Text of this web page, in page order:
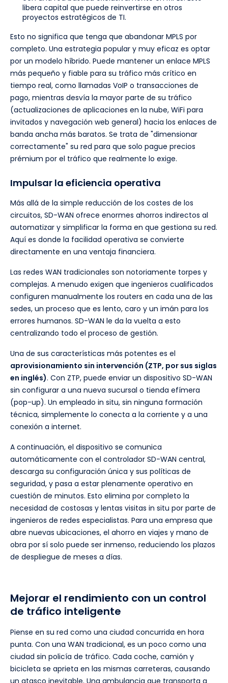
libera capital que puede reinvertirse en otros
proyectos estratégicos de TI.
Esto no significa que tenga que abandonar MPLS por
completo. Una estrategia popular y muy eficaz es optar
por un modelo híbrido. Puede mantener un enlace MPLS
más pequeño y fiable para su tráfico más crítico en
tiempo real, como llamadas VoIP o transacciones de
pago, mientras desvía la mayor parte de su tráfico
(actualizaciones de aplicaciones en la nube, WiFi para
invitados y navegación web general) hacia los enlaces de
banda ancha más baratos. Se trata de "dimensionar
correctamente" su red para que solo pague precios
prémium por el tráfico que realmente lo exige.
Impulsar la eficiencia operativa
Más allá de la simple reducción de los costes de los
circuitos, SD-WAN ofrece enormes ahorros indirectos al
automatizar y simplificar la forma en que gestiona su red.
Aquí es donde la facilidad operativa se convierte
directamente en una ventaja financiera.
Las redes WAN tradicionales son notoriamente torpes y
complejas. A menudo exigen que ingenieros cualificados
configuren manualmente los routers en cada una de las
sedes, un proceso que es lento, caro y un imán para los
errores humanos. SD-WAN le da la vuelta a esto
centralizando todo el proceso de gestión.
Una de sus características más potentes es el
aprovisionamiento sin intervención (ZTP, por sus siglas
en inglés). Con ZTP, puede enviar un dispositivo SD-WAN
sin configurar a una nueva sucursal o tienda efímera
(pop-up). Un empleado in situ, sin ninguna formación
técnica, simplemente lo conecta a la corriente y a una
conexión a internet.
A continuación, el dispositivo se comunica
automáticamente con el controlador SD-WAN central,
descarga su configuración única y sus políticas de
seguridad, y pasa a estar plenamente operativo en
cuestión de minutos. Esto elimina por completo la
necesidad de costosas y lentas visitas in situ por parte de
ingenieros de redes especialistas. Para una empresa que
abre nuevas ubicaciones, el ahorro en viajes y mano de
obra por sí solo puede ser inmenso, reduciendo los plazos
de despliegue de meses a días.
Mejorar el rendimiento con un control
de tráfico inteligente
Piense en su red como una ciudad concurrida en hora
punta. Con una WAN tradicional, es un poco como una
ciudad sin policía de tráfico. Cada coche, camión y
bicicleta se aprieta en las mismas carreteras, causando
un atasco inevitable. Una ambulancia que transporta a